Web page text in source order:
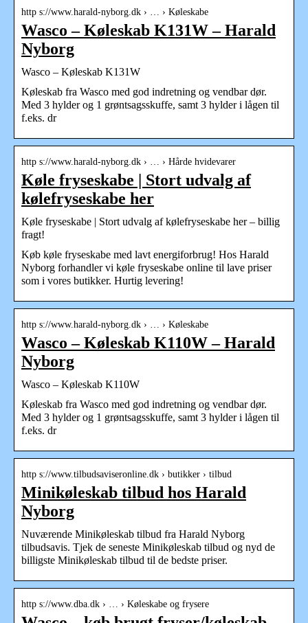
http s://www.harald-nyborg.dk › … › Køleskabe
Wasco – Køleskab K131W – Harald
Nyborg
Wasco – Køleskab K131W
Køleskab fra Wasco med god indretning og vendbar dør.
Med 3 hylder og 1 grøntsagsskuffe, samt 3 hylder i lågen til
f.eks. dr
http s://www.harald-nyborg.dk › … › Hårde hvidevarer
Køle fryseskabe | Stort udvalg af
kølefryseskabe her
Køle fryseskabe | Stort udvalg af kølefryseskabe her – billig
fragt!
Køb køle fryseskabe med lavt energiforbrug! Hos Harald
Nyborg forhandler vi køle fryseskabe online til lave priser
som i vores butikker. Hurtig levering!
http s://www.harald-nyborg.dk › … › Køleskabe
Wasco – Køleskab K110W – Harald
Nyborg
Wasco – Køleskab K110W
Køleskab fra Wasco med god indretning og vendbar dør.
Med 3 hylder og 1 grøntsagsskuffe, samt 3 hylder i lågen til
f.eks. dr
http s://www.tilbudsaviseronline.dk › butikker › tilbud
Minikøleskab tilbud hos Harald
Nyborg
Nuværende Minikøleskab tilbud fra Harald Nyborg
tilbudsavis. Tjek de seneste Minikøleskab tilbud og nyd de
billigste Minikøleskab tilbud til de bedste priser.
http s://www.dba.dk › … › Køleskabe og frysere